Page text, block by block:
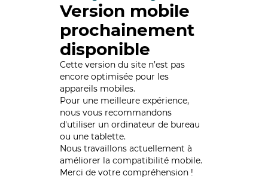
Version mobile
prochainement
disponible
Cette version du site n’est pas
encore optimisée pour les
appareils mobiles.
Pour une meilleure expérience,
nous vous recommandons
d'utiliser un ordinateur de bureau
ou une tablette.
Nous travaillons actuellement à
améliorer la compatibilité mobile.
Merci de votre compréhension !